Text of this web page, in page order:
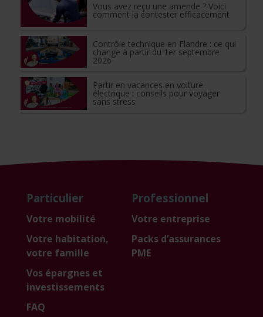
Vous avez reçu une amende ? Voici
comment la contester efficacement
Contrôle technique en Flandre : ce qui
change à partir du 1er septembre
2026
Partir en vacances en voiture
électrique : conseils pour voyager
sans stress
Particulier
Votre mobilité
Votre habitation,
votre famille
Vos épargnes et
investissements
FAQ
Professionnel
Votre entreprise
Packs d’assurances
PME